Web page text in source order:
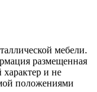
мебели.
размещенная
и не
положениями